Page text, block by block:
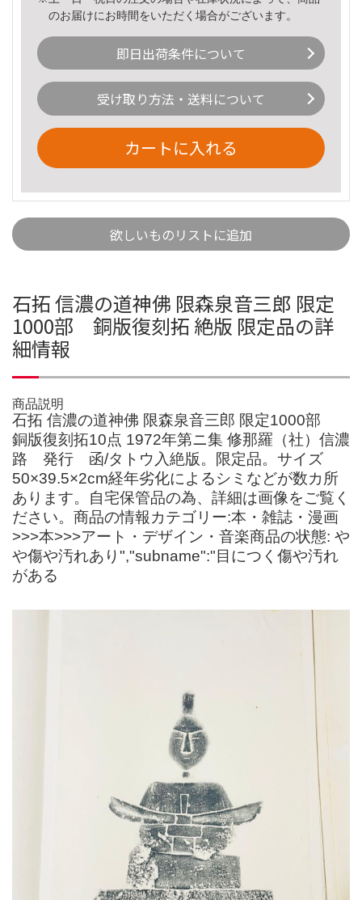
のお届けにお時間をいただく場合がございます。
即日出荷条件について
受け取り方法・送料について
カートに入れる
欲しいものリストに追加
石拓 信濃の道神佛 限森泉音三郎 限定
1000部 銅版復刻拓 絶版 限定品の詳
細情報
商品説明
石拓 信濃の道神佛 限森泉音三郎 限定1000部
銅版復刻拓10点 1972年第ニ集 修那羅（社）信濃
路 発行 函/タトウ入絶版。限定品。サイズ
50×39.5×2cm経年劣化によるシミなどが数カ所
あります。自宅保管品の為、詳細は画像をご覧く
ださい。商品の情報カテゴリー:本・雑誌・漫画
>>>本>>>アート・デザイン・音楽商品の状態: や
や傷や汚れあり","subname":"目につく傷や汚れ
がある